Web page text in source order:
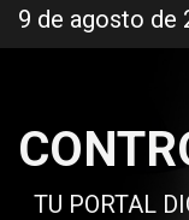
al
9 de agosto de
TU PORTAL